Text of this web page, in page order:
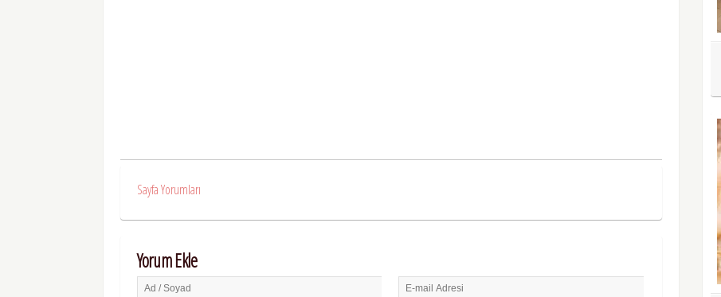
Sayfa Yorumları
Yorum Ekle
Ad / Soyad E-mail Adresi